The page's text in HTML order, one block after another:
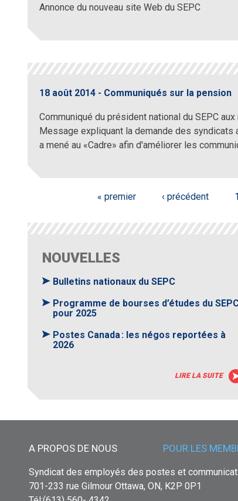
Annonce du nouveau site Web du SEPC
18 août 2014 - Communiqués sur la pension
Communiqué du président national du SEPC
Message expliquant la demande des syndicats
a mené au «Cadre» afin d'améliorer les
« premier ‹ précédent 1
NOUVELLES
Bulletins nationaux du SEPC
Programme de bourses d’études du
pour 2025
Postes Canada : les négos reportées à
2026
LIRE LA SUITE
Menu principal
A PROPOS DE NOUS POUR LES
Syndicat des employés des postes et
701-233 rue Gilmour Ottawa, ON, K2P 0P1